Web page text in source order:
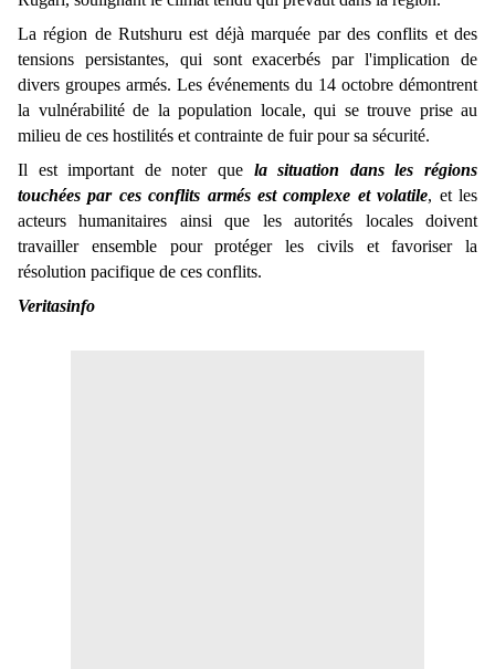
La région de Rutshuru est déjà marquée par des conflits et des
tensions persistantes, qui sont exacerbés par l'implication de
divers groupes armés. Les événements du 14 octobre démontrent
la vulnérabilité de la population locale, qui se trouve prise au
milieu de ces hostilités et contrainte de fuir pour sa sécurité.
Il est important de noter que la situation dans les régions
touchées par ces conflits armés est complexe et volatile, et les
acteurs humanitaires ainsi que les autorités locales doivent
travailler ensemble pour protéger les civils et favoriser la
résolution pacifique de ces conflits.
Veritasinfo